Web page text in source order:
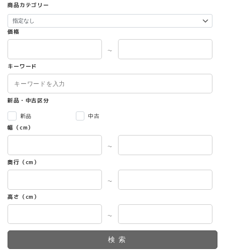
商品カテゴリー
価格
～
キーワード
新品・中古区分
新品
中古
幅（cm）
～
奥行（cm）
～
高さ（cm）
～
検索